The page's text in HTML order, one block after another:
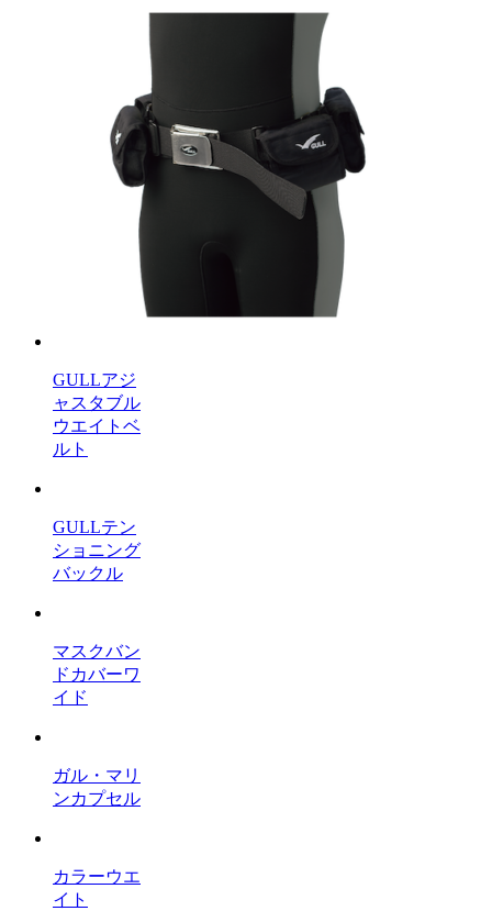
GULLアジ
ャスタブル
ウエイトベ
ルト
GULLテン
ショニング
バックル
マスクバン
ドカバーワ
イド
ガル・マリ
ンカプセル
カラーウエ
イト